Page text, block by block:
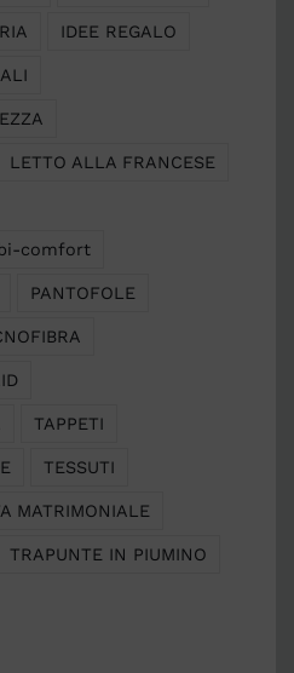
IDEE REGALO
LETTO ALLA FRANCESE
comfort
PANTOFOLE
TAPPETI
TESSUTI
MATRIMONIALE
TRAPUNTE IN PIUMINO